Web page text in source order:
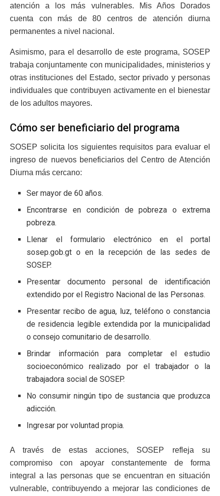
atención a los más vulnerables. Mis Años Dorados
cuenta con más de 80 centros de atención diurna
permanentes a nivel nacional.
Asimismo, para el desarrollo de este programa, SOSEP
trabaja conjuntamente con municipalidades, ministerios y
otras instituciones del Estado, sector privado y personas
individuales que contribuyen activamente en el bienestar
de los adultos mayores.
Cómo ser beneficiario del programa
SOSEP solicita los siguientes requisitos para evaluar el
ingreso de nuevos beneficiarios del Centro de Atención
Diurna más cercano:
Ser mayor de 60 años.
Encontrarse en condición de pobreza o extrema
pobreza.
Llenar el formulario electrónico en el portal
sosep.gob.gt o en la recepción de las sedes de
SOSEP.
Presentar documento personal de identificación
extendido por el Registro Nacional de las Personas.
Presentar recibo de agua, luz, teléfono o constancia
de residencia legible extendida por la municipalidad
o consejo comunitario de desarrollo.
Brindar información para completar el estudio
socioeconómico realizado por el trabajador o la
trabajadora social de SOSEP.
No consumir ningún tipo de sustancia que produzca
adicción.
Ingresar por voluntad propia.
A través de estas acciones, SOSEP refleja su
compromiso con apoyar constantemente de forma
integral a las personas que se encuentran en situación
vulnerable, contribuyendo a mejorar las condiciones de